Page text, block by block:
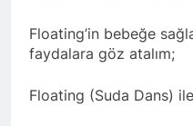
Floating’in bebeğe
faydalara göz atalım;
Floating (Suda Dans)